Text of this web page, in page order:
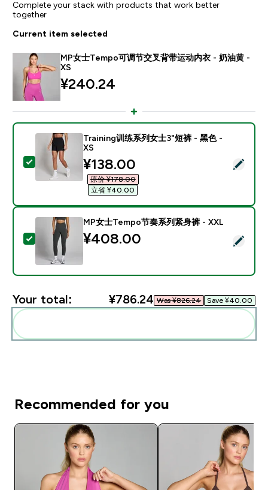
Complete your stack with products that work better
together
Current item selected
MP女士Tempo可调节交叉背带运动内衣 - 奶油黄 -
XS
¥240.24‎
Select this product - Training训练系列女士3"短裤 - 黑
Training训练系列女士3"短裤 - 黑色 -
XS
discounted price
¥138.00‎
原价 ¥178.00‎
立省 ¥40.00‎
Select this product - MP女士Tempo节奏系列紧身裤 -
MP女士Tempo节奏系列紧身裤 - XXL
¥408.00‎
Your total: ¥786.24‎ Was ¥826.24‎ Save ¥40.00‎
Recommended for you